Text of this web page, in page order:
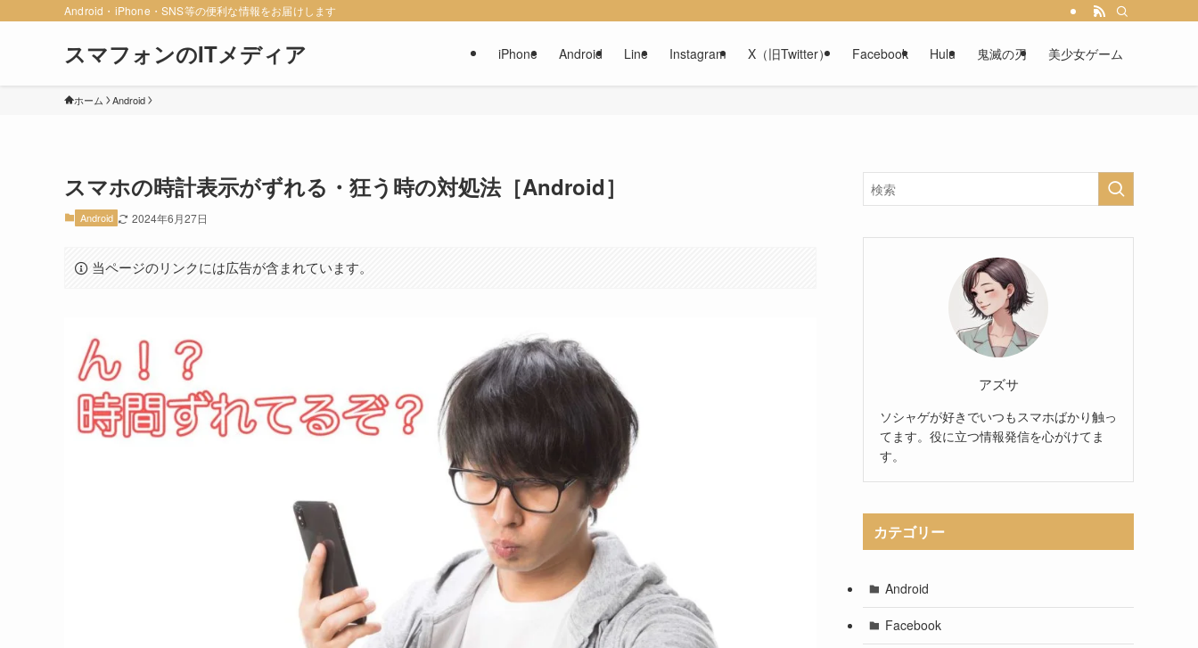
Android・iPhone・SNS等の便利な情報をお届けします
スマフォンのITメディア iPhone Android Line Instagram X（旧Twitter） Facebook Hulu 鬼滅の刃 美少女ゲーム
ホーム Android
スマホの時計表示がずれる・狂う時の対処法［Android］
Android 2024年6月27日
当ページのリンクには広告が含まれています。
アズサ
ソシャゲが好きでいつもスマホばかり触っ
てます。役に立つ情報発信を心がけてま
す。
カテゴリー
Android
Facebook